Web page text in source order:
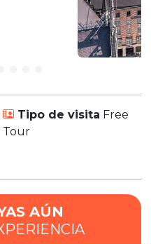
Tipo de visita Free
Tour
AÚN